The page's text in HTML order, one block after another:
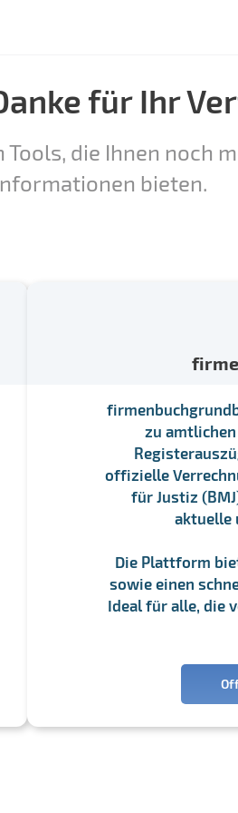
für Ihr
die Ihnen noch
bieten.
zu
offizielle
für Justiz
aktuelle
Die Plattform
sowie einen
Ideal für alle, die